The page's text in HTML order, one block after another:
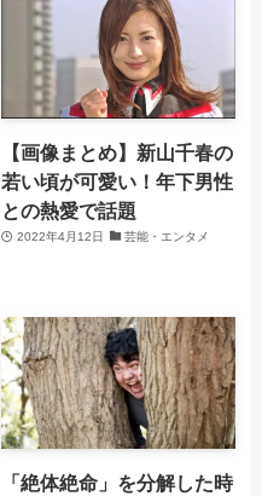
【画像まとめ】新山千春の
若い頃が可愛い！年下男性
との熱愛で話題
2022年4月12日 芸能・エンタメ
「絶体絶命」を分解した時